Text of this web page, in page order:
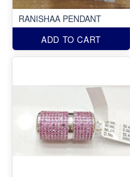
RANISHAA PENDANT
ADD TO CART